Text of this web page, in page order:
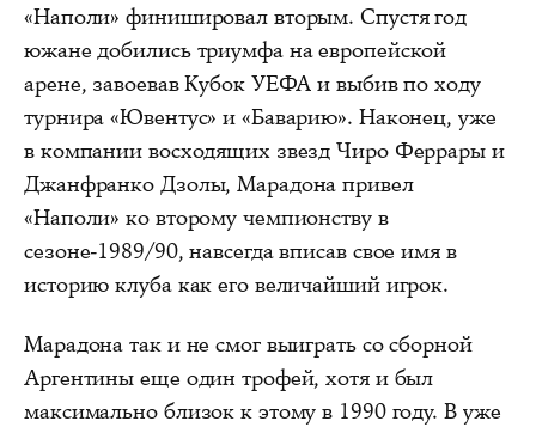
«Наполи» финишировал вторым. Спустя год
южане добились триумфа на европейской
арене, завоевав Кубок УЕФА и выбив по ходу
турнира «Ювентус» и «Баварию». Наконец, уже
в компании восходящих звезд Чиро Феррары и
Джанфранко Дзолы, Марадона привел
«Наполи» ко второму чемпионству в
сезоне-1989/90, навсегда вписав свое имя в
историю клуба как его величайший игрок.
Марадона так и не смог выиграть со сборной
Аргентины еще один трофей, хотя и был
максимально близок к этому в 1990 году. В уже